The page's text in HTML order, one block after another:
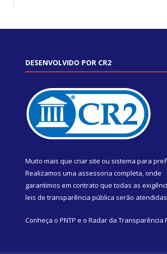
DESENVOLVIDO POR CR2
Muito mais que criar site ou sistema para
Realizamos uma assessoria completa, onde
garantimos em contrato que todas as
leis de transparência pública serão
Conheça o PNTP e o Radar da Transparência